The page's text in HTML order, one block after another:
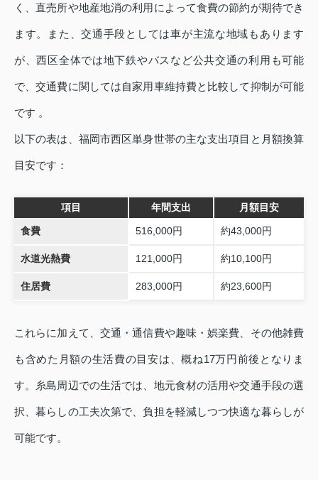
く、直売所や地産地消の利用によって食費の節約が期待でき
ます。また、交通手段としては車が主流な地域もあります
が、西区全体では地下鉄やバスなど公共交通の利用も可能
で、交通費に関しては自家用車維持費と比較して抑制が可能
です 。
以下の表は、福岡市西区単身世帯の主な支出項目と月額換算
目安です：
項目 年間支出 月額目安
食費 516,000円 約43,000円
水道光熱費 121,000円 約10,100円
住居費 283,000円 約23,600円
これらに加えて、交通・通信費や趣味・娯楽費、その他雑費
も含めた月額の生活費の目安は、概ね17万円前後となりま
す。糸島周辺での生活では、地元食材の活用や交通手段の選
択、暮らしの工夫次第で、負担を軽減しつつ快適な暮らしが
可能です。